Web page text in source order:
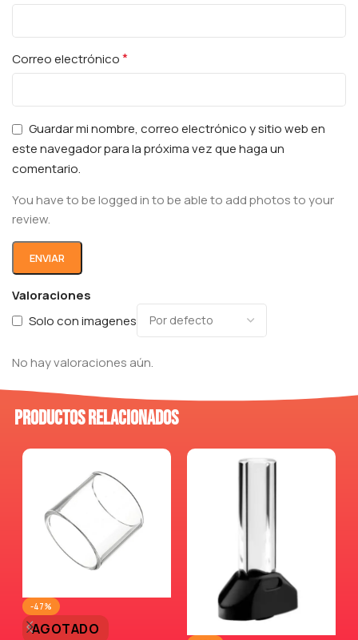
Valoraciones
Solo con imagenes
No hay valoraciones aún.
Correo electrónico*
Guardar mi nombre, correo electrónico y sitio web en
este navegador para la próxima vez que haga un
comentario.
You have to be logged in to be able to add photos to your
review.
Productos relacionados
-47%
AGOTADO